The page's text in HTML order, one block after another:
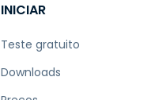
INICIAR
Teste gratuito
Downloads